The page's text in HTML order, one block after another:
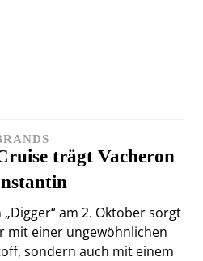
trägt Vacheron
am 2. Oktober sorgt
mit einer ungewöhnlichen
sondern auch mit einem